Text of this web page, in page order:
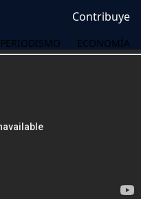
Contribuye
PERIODISMO ECONOMÍA